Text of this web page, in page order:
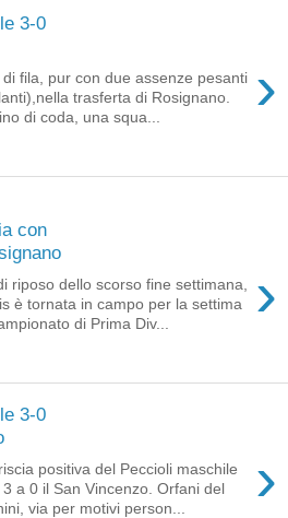
3-0
›
fila, pur con due assenze pesanti
trasferta di Rosignano.
di coda, una squa...
con
›
riposo dello scorso fine settimana,
è tornata in campo per la settima
di Prima Div...
3-0
›
positiva del Peccioli maschile
a 0 il San Vincenzo. Orfani del
via per motivi person...